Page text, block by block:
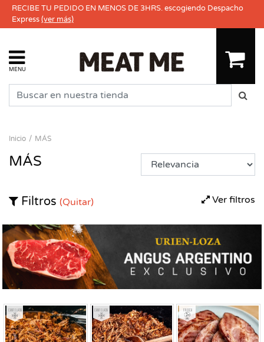
RECIBE TU PEDIDO EN MENOS DE 3HRS. escogiendo Despacho
Express(ver más)
MENU
Inicio MÁS
MÁS
Ver filtros
Filtros (Quitar)
Congelado Congelado Fresco